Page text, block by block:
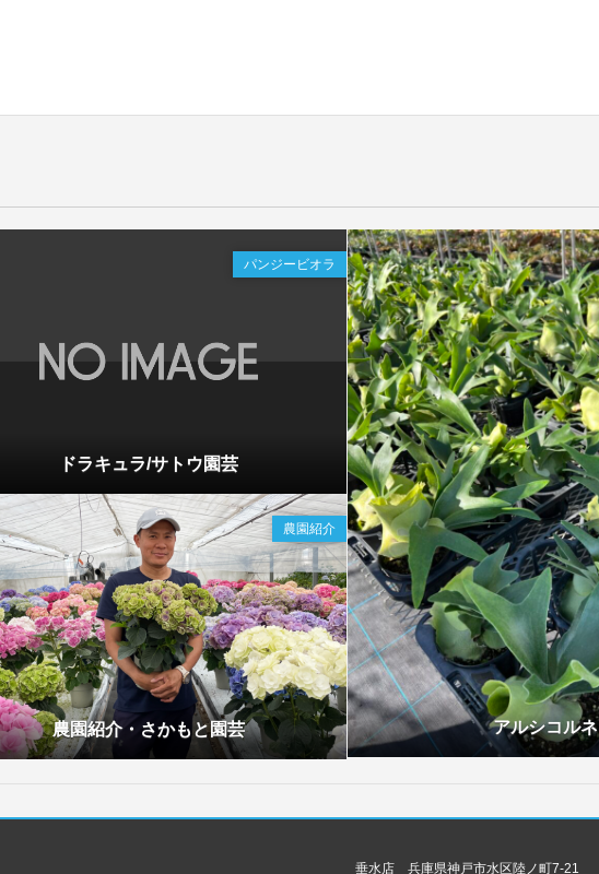
ドラキュラ/サトウ園芸
パンジービオラ
アルシコルネ
農園紹介・さかもと園芸
農園紹介
垂水店 兵庫県神戸市水区陸ノ町7-21